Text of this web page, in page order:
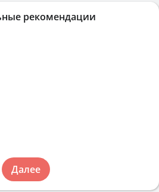
рекомендации
Далее